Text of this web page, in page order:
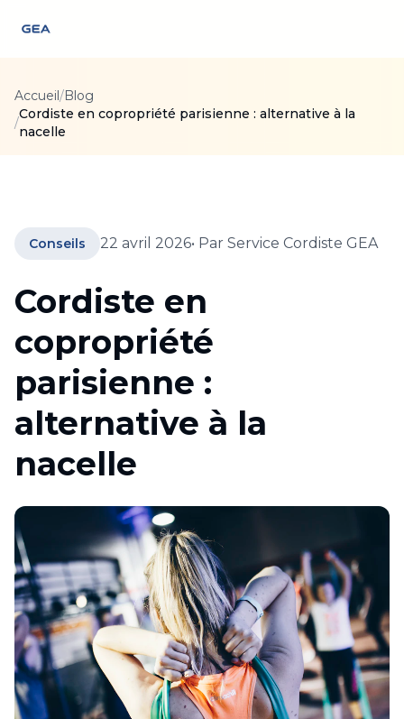
Accueil/Blog
/
Cordiste en copropriété parisienne : alternative à la
nacelle
Conseils 22 avril 2026• Par Service Cordiste GEA
Cordiste en
copropriété
parisienne :
alternative à la
nacelle